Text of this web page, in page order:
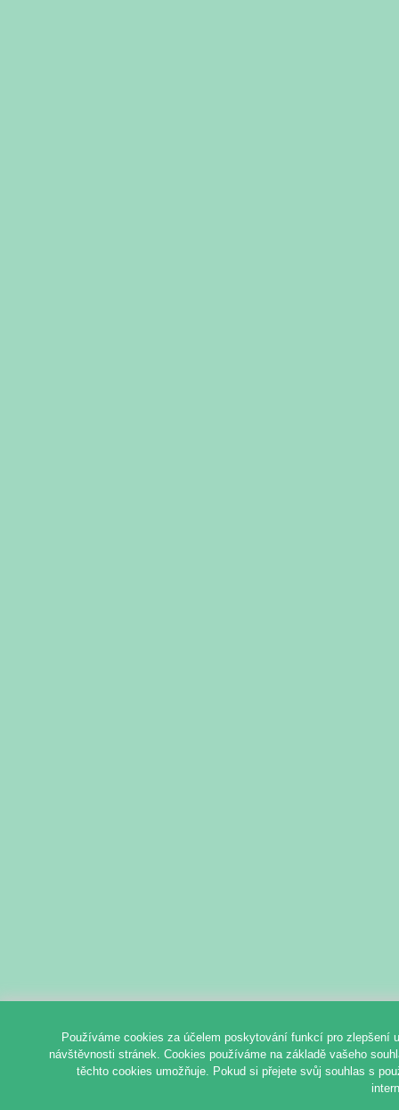
Používáme cookies za účelem poskytování funkcí pro zlepšení
návštěvnosti stránek. Cookies používáme na základě vašeho
těchto cookies umožňuje. Pokud si přejete svůj souhlas s